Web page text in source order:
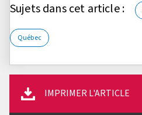
Sujets dans cet article :
Québec
IMPRIMER L'ARTICLE